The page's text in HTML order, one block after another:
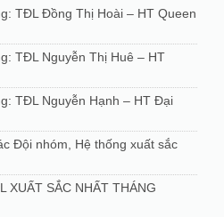
TĐL Đồng Thị Hoài – HT Queen
TĐL Nguyễn Thị Huê – HT
TĐL Nguyễn Hạnh – HT Đại
Đội nhóm, Hệ thống xuất sắc
XUẤT SẮC NHẤT THÁNG